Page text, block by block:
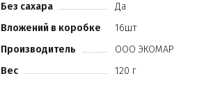
Без сахара
Да
Вложений в коробке
16шт
Производитель
ООО ЭКОМАР
Вес
120 г